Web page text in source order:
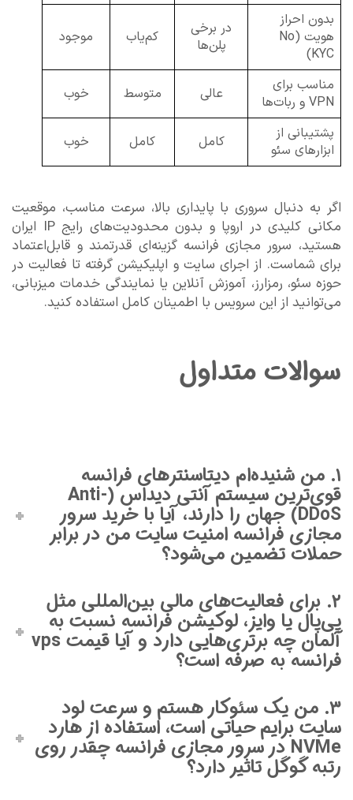
بدون احراز
هویت (No
KYC)
در برخی
پلن‌ها
کم‌یاب موجود
مناسب برای
VPN و ربات‌ها
عالی متوسط خوب
پشتیبانی از
ابزارهای سئو
کامل کامل خوب
اگر به دنبال سروری با پایداری بالا، سرعت مناسب، موقعیت
مکانی کلیدی در اروپا و بدون محدودیت‌های رایج IP ایران
هستید، سرور مجازی فرانسه گزینه‌ای قدرتمند و قابل‌اعتماد
برای شماست. از اجرای سایت و اپلیکیشن گرفته تا فعالیت در
حوزه سئو، رمزارز، آموزش آنلاین یا نمایندگی خدمات میزبانی،
می‌توانید از این سرویس با اطمینان کامل استفاده کنید.
سوالات متداول
۱. من شنیده‌ام دیتاسنترهای فرانسه
قوی‌ترین سیستم آنتی دیداس (Anti-
DDoS) جهان را دارند، آیا با خرید سرور
مجازی فرانسه امنیت سایت من در برابر
حملات تضمین می‌شود؟
۲. برای فعالیت‌های مالی بین‌المللی مثل
پی‌پال یا وایز، لوکیشن فرانسه نسبت به
آلمان چه برتری‌هایی دارد و آیا قیمت vps
فرانسه به صرفه است؟
۳. من یک سئوکار هستم و سرعت لود
سایت برایم حیاتی است، استفاده از هارد
NVMe در سرور مجازی فرانسه چقدر روی
رتبه گوگل تاثیر دارد؟